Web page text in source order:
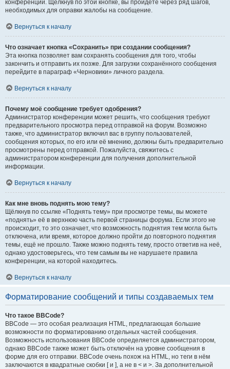
конференции. Щёлкнув по этой кнопке, вы пройдёте через ряд шагов,
необходимых для оправки жалобы на сообщение.
Вернуться к началу
Что означает кнопка «Сохранить» при создании сообщения?
Эта кнопка позволяет вам сохранять сообщения для того, чтобы
закончить и отправить их позже. Для загрузки сохранённого сообщения
перейдите в параграф «Черновики» личного раздела.
Вернуться к началу
Почему моё сообщение требует одобрения?
Администратор конференции может решить, что сообщения требуют
предварительного просмотра перед отправкой на форум. Возможно
также, что администратор включил вас в группу пользователей,
сообщения которых, по его или её мнению, должны быть предварительно
просмотрены перед отправкой. Пожалуйста, свяжитесь с
администратором конференции для получения дополнительной
информации.
Вернуться к началу
Как мне вновь поднять мою тему?
Щёлкнув по ссылке «Поднять тему» при просмотре темы, вы можете
«поднять» её в верхнюю часть первой страницы форума. Если этого не
происходит, то это означает, что возможность поднятия тем могла быть
отключена, или время, которое должно пройти до повторного поднятия
темы, ещё не прошло. Также можно поднять тему, просто ответив на неё,
однако удостоверьтесь, что тем самым вы не нарушаете правила
конференции, на которой находитесь.
Вернуться к началу
Форматирование сообщений и типы создаваемых тем
Что такое BBCode?
BBCode — это особая реализация HTML, предлагающая большие
возможности по форматированию отдельных частей сообщения.
Возможность использования BBCode определяется администратором,
однако BBCode также может быть отключён на уровне сообщения в
форме для его отправки. BBCode очень похож на HTML, но теги в нём
заключаются в квадратные скобки [ и ], а не в < и >. За дополнительной